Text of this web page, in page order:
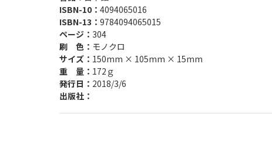
ISBN-10： 4094065016
ISBN-13： 9784094065015
ページ： 304
刷 色： モノクロ
サイズ： 150mm × 105mm × 15mm
重 量： 172ｇ
発行日： 2018/3/6
出版社：